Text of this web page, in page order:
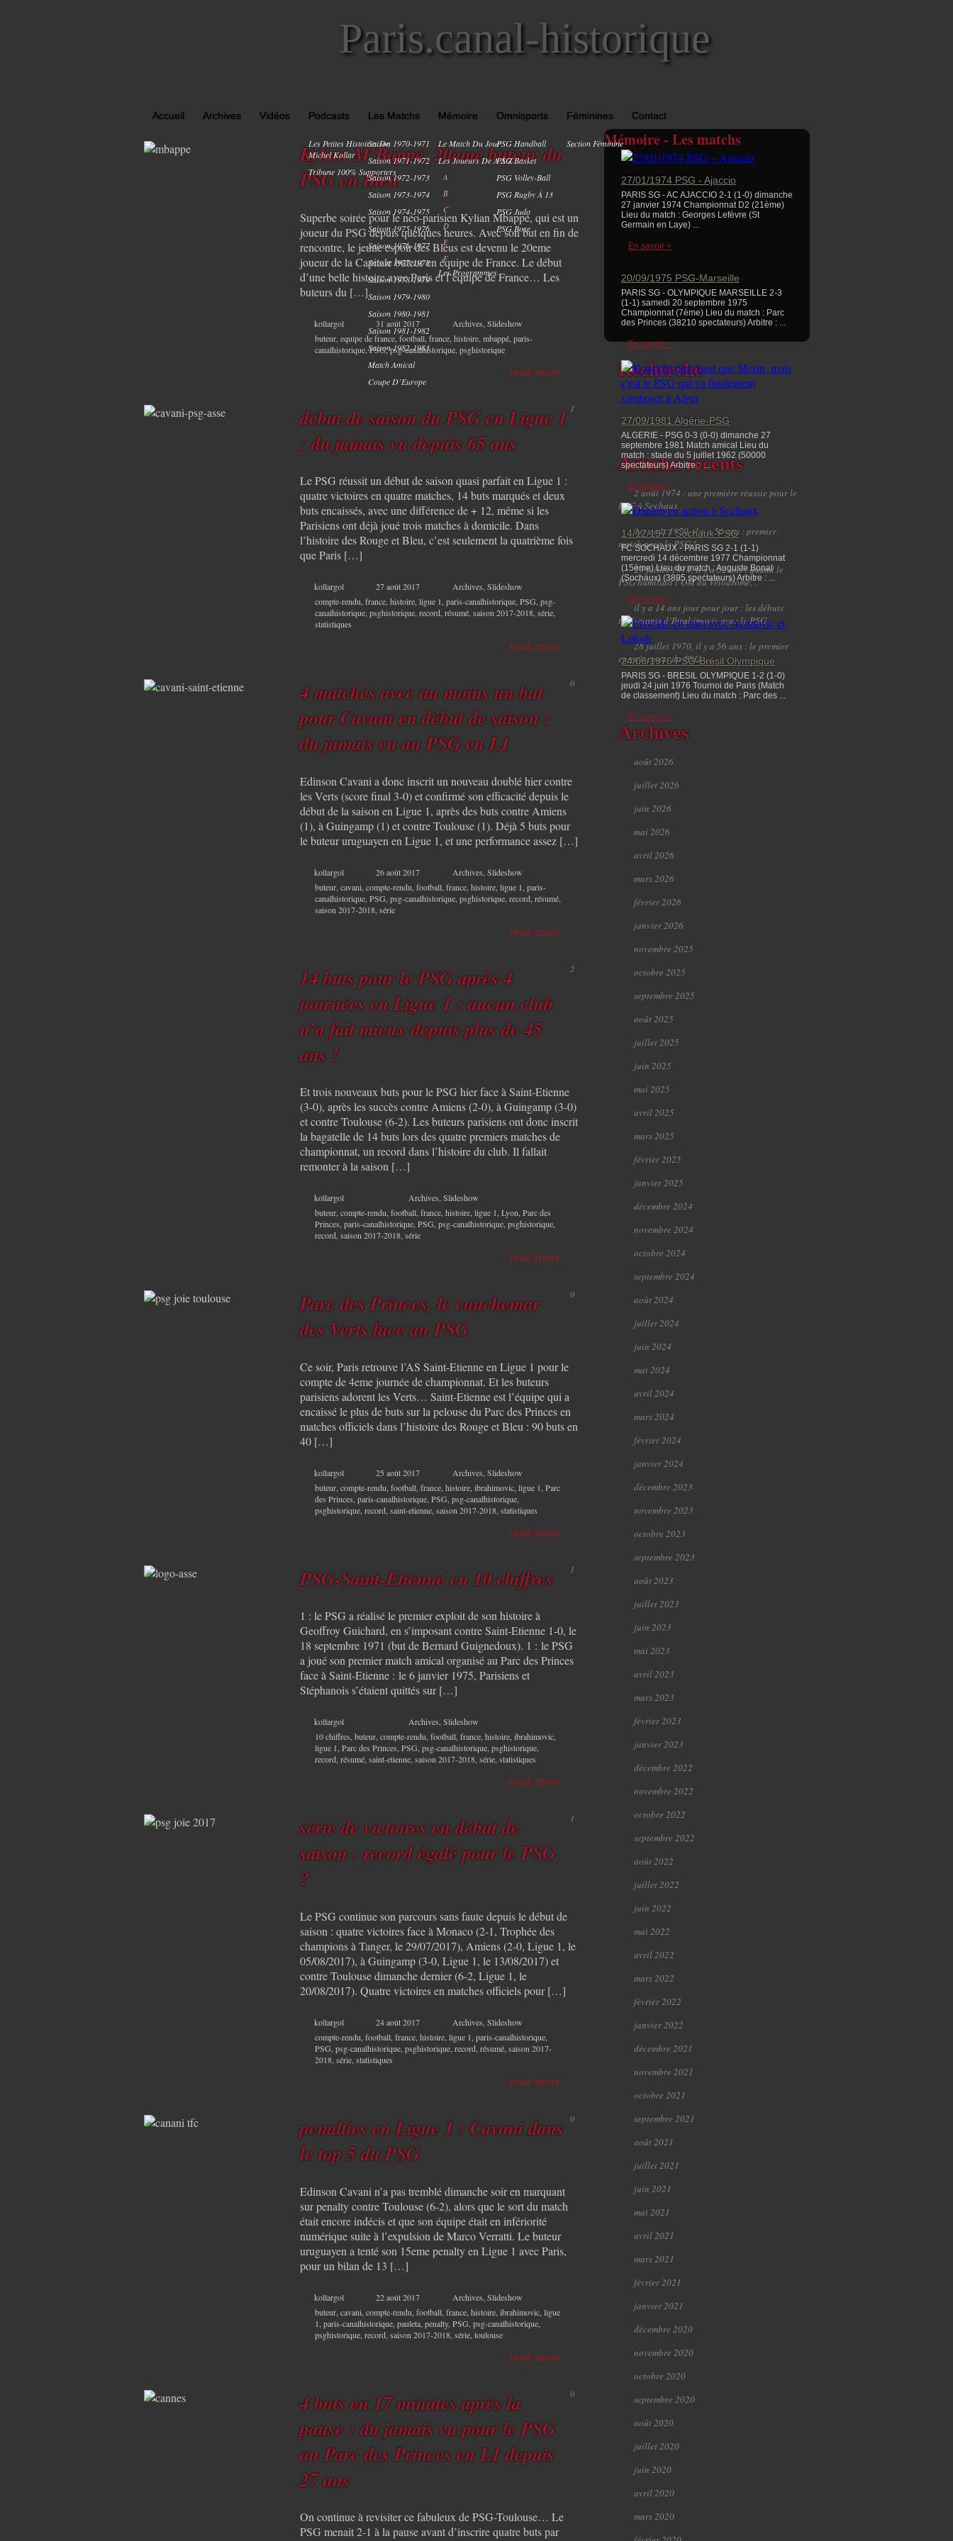
Paris.canal-historique
Accueil Archives Vidéos Podcasts
Les Petites Histoires De
Michel Kollar
Tribune 100% Supporters
Les Matchs
Saison 1970-1971
Saison 1971-1972
Saison 1972-1973
Saison 1973-1974
Saison 1974-1975
Saison 1975-1976
Saison 1976-1977
Saison 1977-1978
Saison 1978-1979
Saison 1979-1980
Saison 1980-1981
Saison 1981-1982
Saison 1982-1983
Match Amical
Coupe D’Europe
Mémoire
Le Match Du Jour
Les Joueurs De A À Z
A
B
C
D
E
F
Les Programmes
Omnisports
PSG Handball
PSG Basket
PSG Volley-Ball
PSG Rugby À 13
PSG Judo
PSG Boxe
Féminines
Section Féminine
Contact
0
Kylian M’Bappé, 20eme buteur du
PSG en Bleu
Superbe soirée pour le néo-parisien Kylian Mbappé, qui est un
joueur du PSG depuis quelques heures. Avec son but en fin de
rencontre, le jeune espoir des Bleus est devenu le 20eme
joueur de la Capitale buteur en équipe de France. Le début
d’une belle histoire avec Paris et l’équipe de France… Les
buteurs du […]
kollargol 31 août 2017 Archives Slideshow
buteur equipe de france,football,france histoire mbappé paris-
canalhistorique ,PSG,psg-canalhistorique psghistorique
read more
1
début de saison du PSG en Ligue 1
: du jamais vu depuis 65 ans
Le PSG réussit un début de saison quasi parfait en Ligue 1 :
quatre victoires en quatre matches, 14 buts marqués et deux
buts encaissés, avec une différence de + 12, même si les
Parisiens ont déjà joué trois matches à domicile. Dans
l’histoire des Rouge et Bleu, c’est seulement la quatrième fois
que Paris […]
kollargol 27 août 2017 Archives Slideshow
compte-rendu france histoire ligue 1 paris-canalhistorique PSG psg-
canalhistorique psghistorique record résumé saison 2017-2018 série
statistiques
read more
0
4 matches avec au moins un but
pour Cavani en début de saison :
du jamais vu au PSG en L1
Edinson Cavani a donc inscrit un nouveau doublé hier contre
les Verts (score final 3-0) et confirmé son efficacité depuis le
début de la saison en Ligue 1, après des buts contre Amiens
(1), à Guingamp (1) et contre Toulouse (1). Déjà 5 buts pour
le buteur uruguayen en Ligue 1, et une performance assez […]
kollargol 26 août 2017 Archives Slideshow
buteur cavani compte-rendu football france histoire ligue 1 paris-
canalhistorique PSG psg-canalhistorique psghistorique record résumé
saison 2017-2018 série
read more
2
14 buts pour le PSG après 4
journées en Ligue 1 : aucun club
n’a fait mieux depuis plus de 45
ans !
Et trois nouveaux buts pour le PSG hier face à Saint-Etienne
(3-0), après les succès contre Amiens (2-0), à Guingamp (3-0)
et contre Toulouse (6-2). Les buteurs parisiens ont donc inscrit
la bagatelle de 14 buts lors des quatre premiers matches de
championnat, un record dans l’histoire du club. Il fallait
remonter à la saison […]
kollargol Archives,Slideshow
buteur,compte-rendu,football,france,histoire,ligue 1,Lyon,Parc des
Princes,paris-canalhistorique,PSG,psg-canalhistorique,psghistorique,
record,saison 2017-2018,série
read more
0
Parc des Princes, le cauchemar
des Verts face au PSG
Ce soir, Paris retrouve l’AS Saint-Etienne en Ligue 1 pour le
compte de 4eme journée de championnat. Et les buteurs
parisiens adorent les Verts… Saint-Etienne est l’équipe qui a
encaissé le plus de buts sur la pelouse du Parc des Princes en
matches officiels dans l’histoire des Rouge et Bleu : 90 buts en
40 […]
kollargol 25 août 2017 Archives Slideshow
buteur compte-rendu football france histoire ibrahimovic ligue 1 Parc
des Princes paris-canalhistorique PSG psg-canalhistorique
psghistorique record saint-etienne saison 2017-2018 statistiques
read more
1
PSG-Saint-Etienne en 10 chiffres
1 : le PSG a réalisé le premier exploit de son histoire à
Geoffroy Guichard, en s’imposant contre Saint-Etienne 1-0, le
18 septembre 1971 (but de Bernard Guignedoux). 1 : le PSG
a joué son premier match amical organisé au Parc des Princes
face à Saint-Etienne : le 6 janvier 1975, Parisiens et
Stéphanois s’étaient quittés sur […]
kollargol Archives,Slideshow
10 chiffres,buteur,compte-rendu,football,france,histoire,ibrahimovic,
ligue 1,Parc des Princes,PSG,psg-canalhistorique,psghistorique,
record,résumé,saint-etienne,saison 2017-2018,série,statistiques
read more
1
série de victoires en début de
saison : record égalé pour le PSG
?
Le PSG continue son parcours sans faute depuis le début de
saison : quatre victoires face à Monaco (2-1, Trophée des
champions à Tanger, le 29/07/2017), Amiens (2-0, Ligue 1, le
05/08/2017), à Guingamp (3-0, Ligue 1, le 13/08/2017) et
contre Toulouse dimanche dernier (6-2, Ligue 1, le
20/08/2017). Quatre victoires en matches officiels pour […]
kollargol 24 août 2017 Archives Slideshow
compte-rendu football france histoire ligue 1 paris-canalhistorique
PSG psg-canalhistorique psghistorique record résumé saison 2017-
2018 série statistiques
read more
0
penalties en Ligue 1 : Cavani dans
le top 5 du PSG
Edinson Cavani n’a pas tremblé dimanche soir en marquant
sur penalty contre Toulouse (6-2), alors que le sort du match
était encore indécis et que son équipe était en infériorité
numérique suite à l’expulsion de Marco Verratti. Le buteur
uruguayen a tenté son 15eme penalty en Ligue 1 avec Paris,
pour un bilan de 13 […]
kollargol 22 août 2017 Archives Slideshow
buteur cavani compte-rendu football france histoire ibrahimovic ligue
1 paris-canalhistorique pauleta penalty, PSG psg-canalhistorique
psghistorique record saison 2017-2018 série toulouse
read more
0
4 buts en 17 minutes après la
pause : du jamais vu pour le PSG
au Parc des Princes en L1 depuis
27 ans
On continue à revisiter ce fabuleux de PSG-Toulouse… Le
PSG menait 2-1 à la pause avant d’inscrire quatre buts par
Mémoire - Les matchs
27/01/1974 PSG - Ajaccio
PARIS SG - AC AJACCIO 2-1 (1-0) dimanche
27 janvier 1974 Championnat D2 (21ème)
Lieu du match : Georges Lefèvre (St
Germain en Laye) ...
En savoir +
20/09/1975 PSG-Marseille
PARIS SG - OLYMPIQUE MARSEILLE 2-3
(1-1) samedi 20 septembre 1975
Championnat (7ème) Lieu du match : Parc
des Princes (38210 spectateurs) Arbitre : ...
En savoir +
27/09/1981 Algérie-PSG
ALGERIE - PSG 0-3 (0-0) dimanche 27
septembre 1981 Match amical Lieu du
match : stade du 5 juillet 1962 (50000
spectateurs) Arbitre : ...
En savoir +
14/12/1977 Sochaux-PSG
FC SOCHAUX - PARIS SG 2-1 (1-1)
mercredi 14 décembre 1977 Championnat
(15ème) Lieu du match : Auguste Bonal
(Sochaux) (3895 spectateurs) Arbitre : ...
En savoir +
24/06/1976 PSG-Brésil Olympique
PARIS SG - BRESIL OLYMPIQUE 1-2 (1-0)
jeudi 24 juin 1976 Tournoi de Paris (Match
de classement) Lieu du match : Parc des ...
En savoir +
Recherche
Articles récents
2 août 1974 : une première réussie pour le
PSG à Sochaux
1er août 1970, il y a 56 ans : premier
match pour le PSG !
29 juillet 1974, il y a 52 ans : quand le
PSG humiliait l’OM au Vélodrome…
il y a 14 ans jour pour jour : les débuts
tonitruants d’Ibrahimovic avec le PSG
28 juillet 1970, il y a 56 ans : le premier
entraînement du PSG…
Archives
août 2026
juillet 2026
juin 2026
mai 2026
avril 2026
mars 2026
février 2026
janvier 2026
novembre 2025
octobre 2025
septembre 2025
août 2025
juillet 2025
juin 2025
mai 2025
avril 2025
mars 2025
février 2025
janvier 2025
décembre 2024
novembre 2024
octobre 2024
septembre 2024
août 2024
juillet 2024
juin 2024
mai 2024
avril 2024
mars 2024
février 2024
janvier 2024
décembre 2023
novembre 2023
octobre 2023
septembre 2023
août 2023
juillet 2023
juin 2023
mai 2023
avril 2023
mars 2023
février 2023
janvier 2023
décembre 2022
novembre 2022
octobre 2022
septembre 2022
août 2022
juillet 2022
juin 2022
mai 2022
avril 2022
mars 2022
février 2022
janvier 2022
décembre 2021
novembre 2021
octobre 2021
septembre 2021
août 2021
juillet 2021
juin 2021
mai 2021
avril 2021
mars 2021
février 2021
janvier 2021
décembre 2020
novembre 2020
octobre 2020
septembre 2020
août 2020
juillet 2020
juin 2020
avril 2020
mars 2020